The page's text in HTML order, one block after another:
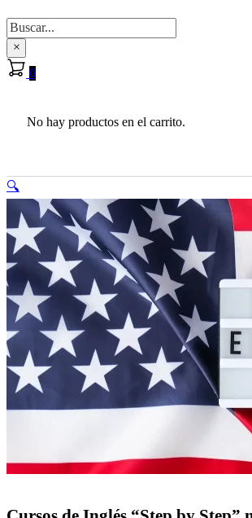
Buscar
×
0
No hay productos en el carrito.
🔍